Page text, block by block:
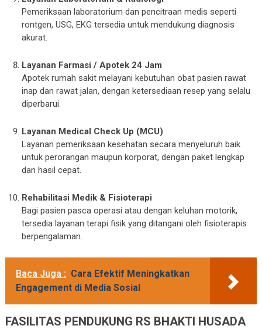
Pemeriksaan laboratorium dan pencitraan medis seperti
rontgen, USG, EKG tersedia untuk mendukung diagnosis
akurat.
Layanan Farmasi / Apotek 24 Jam
Apotek rumah sakit melayani kebutuhan obat pasien rawat
inap dan rawat jalan, dengan ketersediaan resep yang selalu
diperbarui.
Layanan Medical Check Up (MCU)
Layanan pemeriksaan kesehatan secara menyeluruh baik
untuk perorangan maupun korporat, dengan paket lengkap
dan hasil cepat.
Rehabilitasi Medik & Fisioterapi
Bagi pasien pasca operasi atau dengan keluhan motorik,
tersedia layanan terapi fisik yang ditangani oleh fisioterapis
berpengalaman.
Baca Juga : Cara Efektif Meningkatkan
Engagement di Media Sosial
FASILITAS PENDUKUNG RS BHAKTI HUSADA